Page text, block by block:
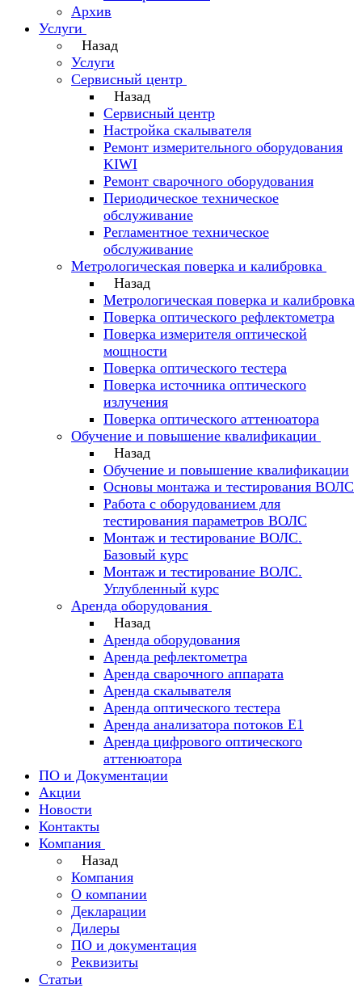
Архив
Услуги
Назад
Услуги
Сервисный центр
Назад
Сервисный центр
Настройка скалывателя
Ремонт измерительного оборудования
KIWI
Ремонт сварочного оборудования
Периодическое техническое
обслуживание
Регламентное техническое
обслуживание
Метрологическая поверка и калибровка
Назад
Метрологическая поверка и калибровка
Поверка оптического рефлектометра
Поверка измерителя оптической
мощности
Поверка оптического тестера
Поверка источника оптического
излучения
Поверка оптического аттенюатора
Обучение и повышение квалификации
Назад
Обучение и повышение квалификации
Основы монтажа и тестирования ВОЛС
Работа с оборудованием для
тестирования параметров ВОЛС
Монтаж и тестирование ВОЛС.
Базовый курс
Монтаж и тестирование ВОЛС.
Углубленный курс
Аренда оборудования
Назад
Аренда оборудования
Аренда рефлектометра
Аренда сварочного аппарата
Аренда скалывателя
Аренда оптического тестера
Аренда анализатора потоков Е1
Аренда цифрового оптического
аттенюатора
ПО и Документации
Акции
Новости
Контакты
Компания
Назад
Компания
О компании
Декларации
Дилеры
ПО и документация
Реквизиты
Статьи